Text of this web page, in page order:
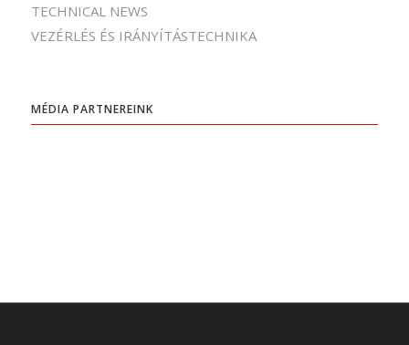
TECHNICAL NEWS
VEZÉRLÉS ÉS IRÁNYÍTÁSTECHNIKA
MÉDIA PARTNEREINK